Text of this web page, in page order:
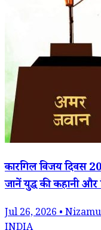
कारगिल विजय दिवस
जानें युद्ध की कहानी
Jul 26, 2026 •